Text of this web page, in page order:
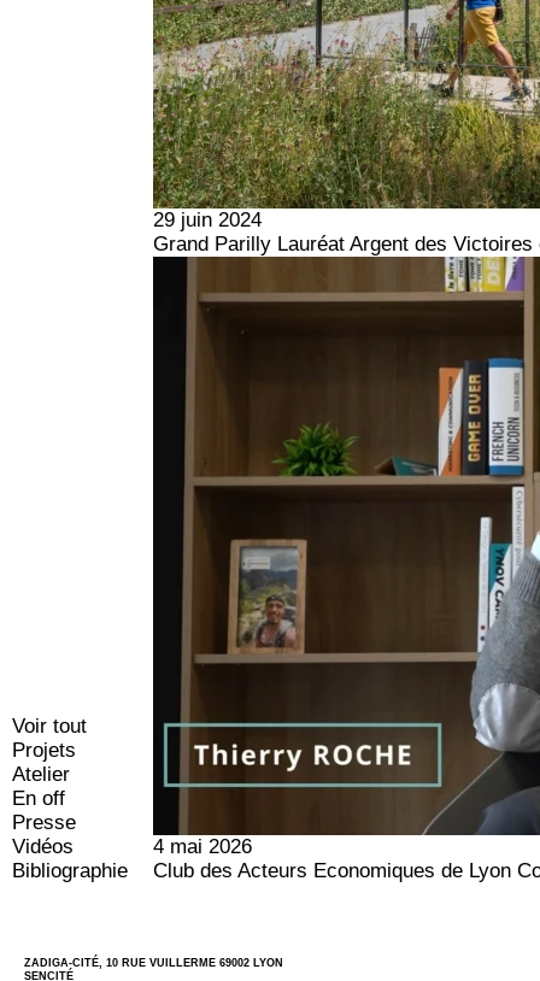
Voir tout
Projets
Atelier
En off
Presse
Vidéos
Bibliographie
29 juin 2024
Grand Parilly Lauréat Argent des Victoires
4 mai 2026
Club des Acteurs Economiques de Lyon
ZADIGA-CITÉ, 10 RUE VUILLERME 69002 LYON
SENCITÉ